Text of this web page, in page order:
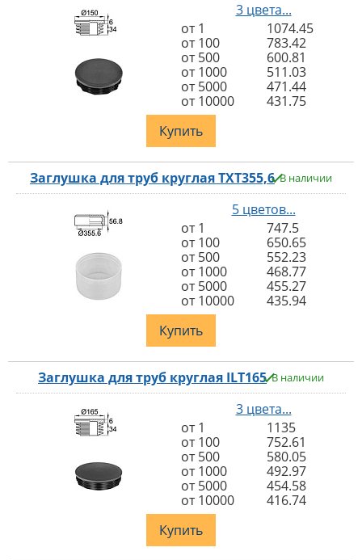
3 цвета...
от 1
1074.45
от 100
783.42
от 500
600.81
от 1000
511.03
от 5000
471.44
от 10000
431.75
Купить
Заглушка для труб круглая TXT355,6 В наличии
5 цветов...
от 1
747.5
от 100
650.65
от 500
552.23
от 1000
468.77
от 5000
455.27
от 10000
435.94
Купить
Заглушка для труб круглая ILT165 В наличии
3 цвета...
от 1
1135
от 100
752.61
от 500
580.05
от 1000
492.97
от 5000
454.58
от 10000
416.74
Купить